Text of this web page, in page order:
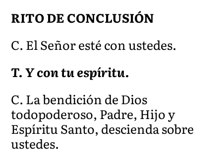
RITO DE CONCLUSIÓN
C. El Señor esté con ustedes.
T. Y con tu espíritu.
C. La bendición de Dios
todopoderoso, Padre, Hijo y
Espíritu Santo, descienda sobre
ustedes.